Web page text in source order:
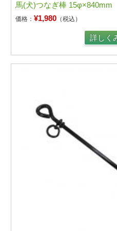
馬(犬)つなぎ棒 15φ×840mm
価格：¥1,980 （税込）
詳しく